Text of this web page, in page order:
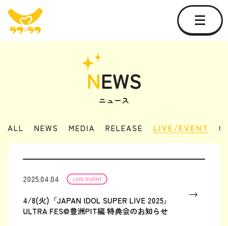
NEWS
ニュース
ALL NEWS MEDIA RELEASE LIVE/EVENT
2025.04.04 LIVE/EVENT
4/8(火)「JAPAN IDOL SUPER LIVE 2025」
ULTRA FES@豊洲PIT編 特典会のお知らせ